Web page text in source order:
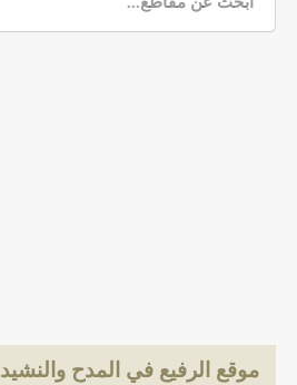
موقع الرفيع في المدح والنشيد